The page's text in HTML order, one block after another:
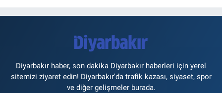
Diyarbakır haber, son dakika Diyarbakır haberleri için yerel
sitemizi ziyaret edin! Diyarbakır'da trafik kazası, siyaset, spor
ve diğer gelişmeler burada.